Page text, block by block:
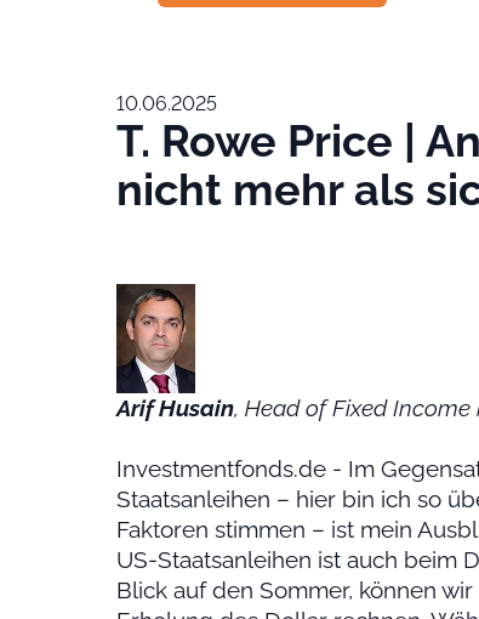
10.06.2025
T. Rowe Price |
nicht mehr als
Arif Husain, Head of Fixed Income
Investmentfonds.de - Im
Staatsanleihen – hier bin ich so
Faktoren stimmen – ist mein
US-Staatsanleihen ist auch beim
Blick auf den Sommer, können